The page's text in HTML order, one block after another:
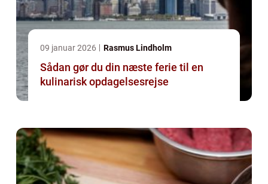
09 januar 2026 Rasmus Lindholm
Sådan gør du din næste ferie til en
kulinarisk opdagelsesrejse